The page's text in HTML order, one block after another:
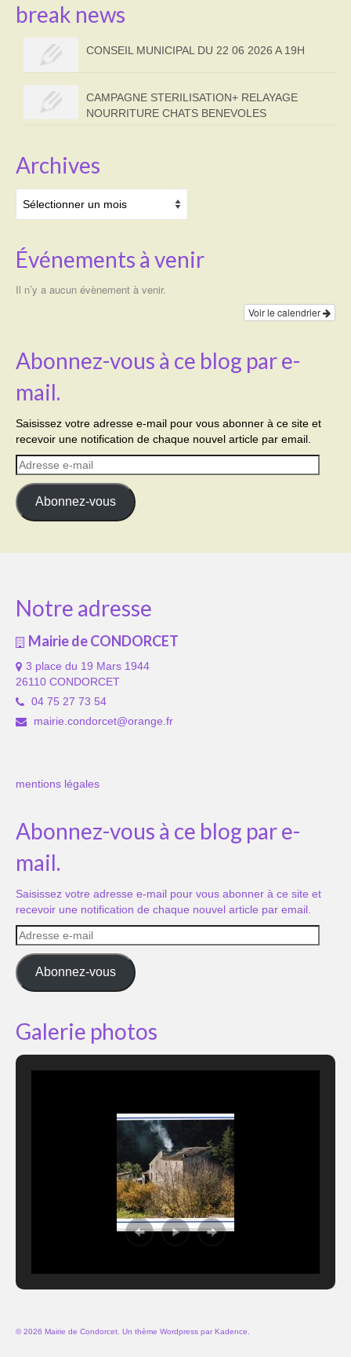
break news
CONSEIL MUNICIPAL DU 22 06 2026 A 19H
CAMPAGNE STERILISATION+ RELAYAGE
NOURRITURE CHATS BENEVOLES
Archives
Événements à venir
Il n’y a aucun évènement à venir.
Voir le calendrier
Abonnez-vous à ce blog par e-
mail.
Saisissez votre adresse e-mail pour vous abonner à ce site et
recevoir une notification de chaque nouvel article par email.
Adresse
e-
mail
Abonnez-vous
Notre adresse
Mairie de CONDORCET
3 place du 19 Mars 1944
26110 CONDORCET
04 75 27 73 54
mairie.condorcet@orange.fr
mentions légales
Abonnez-vous à ce blog par e-
mail.
Saisissez votre adresse e-mail pour vous abonner à ce site et
recevoir une notification de chaque nouvel article par email.
Adresse
e-
mail
Abonnez-vous
Galerie photos
© 2026 Mairie de Condorcet. Un thème Wordpress par Kadence.